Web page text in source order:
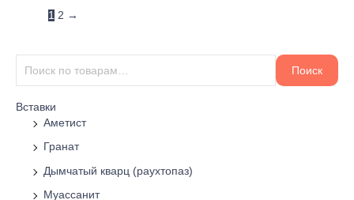
1 2 →
Поиск
Вставки
Аметист
Гранат
Дымчатый кварц (раухтопаз)
Муассанит